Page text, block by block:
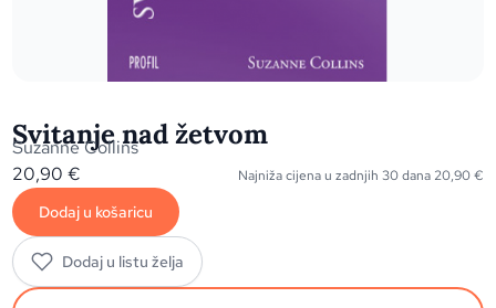
Svitanje nad žetvom
Suzanne Collins
20,90€ Najniža cijena u zadnjih 30 dana 20,90€
Dodaj u košaricu
Dodaj u listu želja